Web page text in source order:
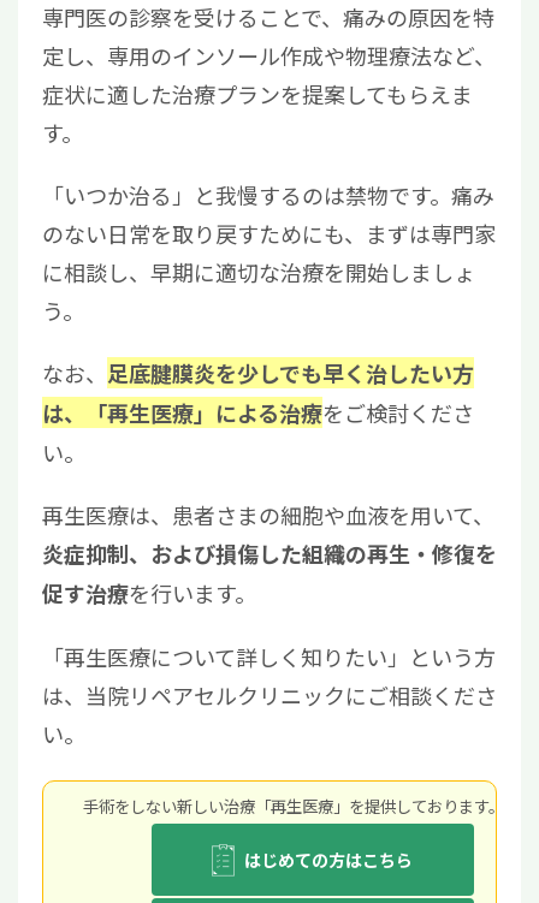
専門医の診察を受けることで、痛みの原因を特
定し、専用のインソール作成や物理療法など、
症状に適した治療プランを提案してもらえま
す。
「いつか治る」と我慢するのは禁物です。痛み
のない日常を取り戻すためにも、まずは専門家
に相談し、早期に適切な治療を開始しましょ
う。
なお、 足底腱膜炎を少しでも早く治したい方
は、「再生医療」による治療をご検討くださ
い。
再生医療は、患者さまの細胞や血液を用いて、
炎症抑制、および損傷した組織の再生・修復を
促す治療を行います。
「再生医療について詳しく知りたい」という方
は、当院リペアセルクリニックにご相談くださ
い。
手術をしない新しい治療「再生医療」を提供しております。
はじめての方はこちら